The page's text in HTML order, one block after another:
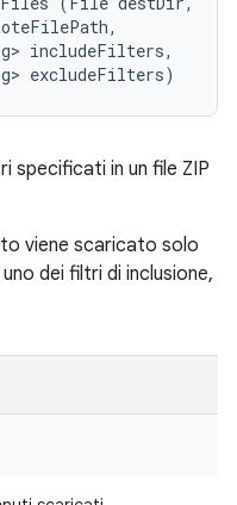
includeFilters,
excludeFilters)
specificati in un file ZIP
viene scaricato solo
dei filtri di inclusione,